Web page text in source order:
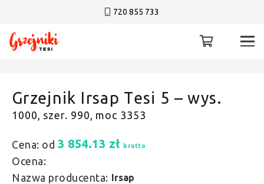
720 855 733
Grzejnik Irsap Tesi 5 – wys.
1000, szer. 990, moc 3353
Cena: od 3 854.13 zł brutto
Ocena:
Nazwa producenta: Irsap